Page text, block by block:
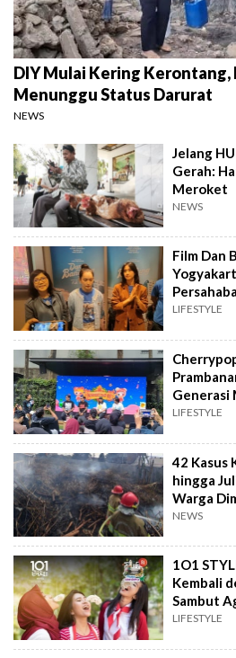
DIY Mulai Kering Kerontang,
Menunggu Status Darurat
NEWS
Jelang
Gerah:
Meroket
NEWS
Film Dan
LIFESTYLE
Generasi
Musik
LIFESTYLE
42 Kasus
hingga
Warga
NEWS
1O1
Kembali
Sambut
dan Tawa
LIFESTYLE